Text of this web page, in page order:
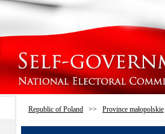
Republic of Poland >> Province małopolskie